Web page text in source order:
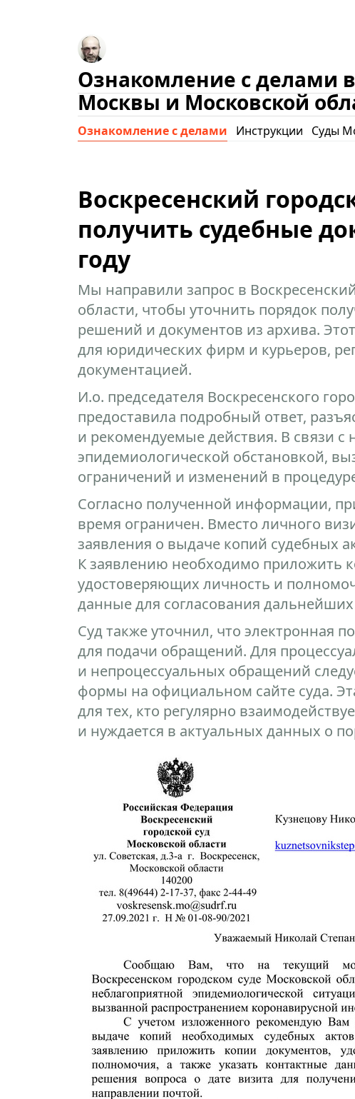
Ознакомление с делами
Москвы и Московской
Ознакомление с делами Инструкции Суды
Воскресенский
получить судебные
году
Мы направили запрос в
области, чтобы уточнить порядок
решений и документов из архива.
для юридических фирм и курьеров,
документацией.
И.о. председателя Воскресенского
предоставила подробный ответ,
и рекомендуемые действия. В связи с
эпидемиологической обстановкой,
ограничений и изменений в
Согласно полученной информации,
время ограничен. Вместо личного
заявления о выдаче копий судебных
К заявлению необходимо приложить
удостоверяющих личность и
данные для согласования
Суд также уточнил, что электронная
для подачи обращений. Для
и непроцессуальных обращений
формы на официальном сайте суда.
для тех, кто регулярно
и нуждается в актуальных данных о